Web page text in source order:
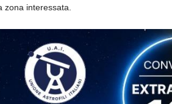
zona interessata.